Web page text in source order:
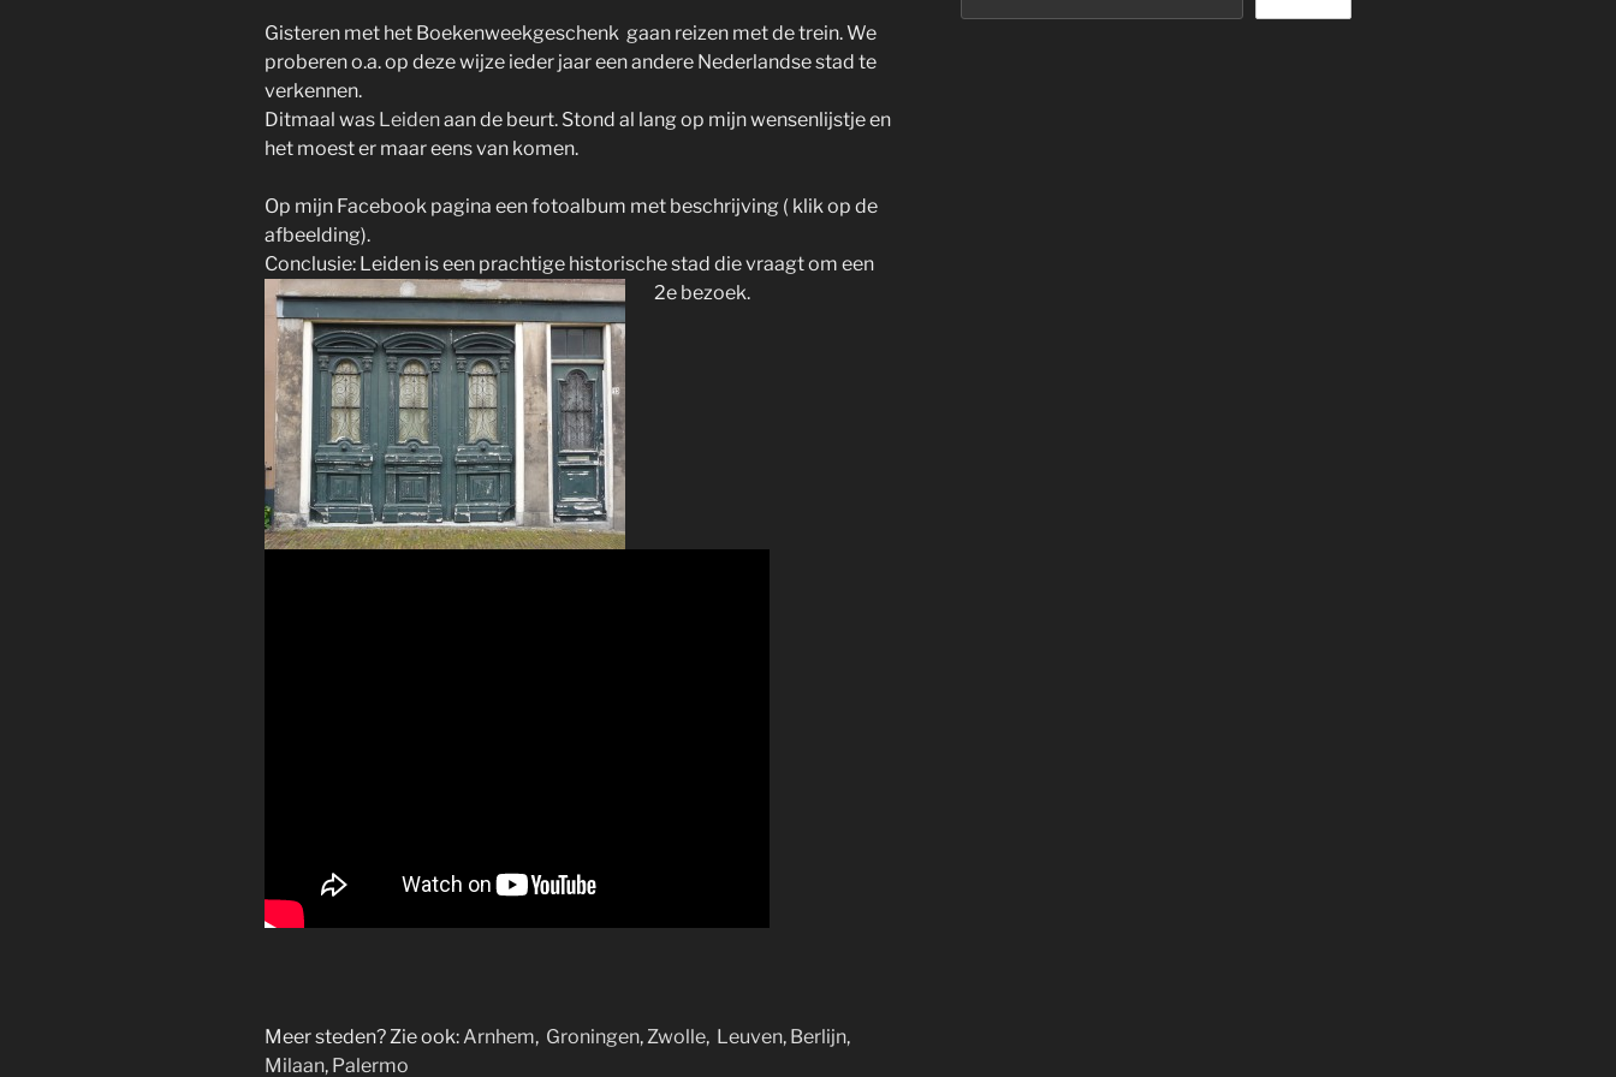
Gisteren met het Boekenweekgeschenk gaan reizen met de trein. We
proberen o.a. op deze wijze ieder jaar een andere Nederlandse stad te
verkennen.
Ditmaal was Leidenaan de beurt. Stond al lang op mijn wensenlijstje en
het moest er maar eens van komen.
Op mijn Facebook pagina een fotoalbum met beschrijving ( klik op de
afbeelding).
Conclusie: Leiden is een prachtige historische stad die vraagt om een
2e bezoek.
Meer steden? Zie ook: Arnhem, Groningen, Zwolle, Leuven, Berlijn,
Milaan, Palermo